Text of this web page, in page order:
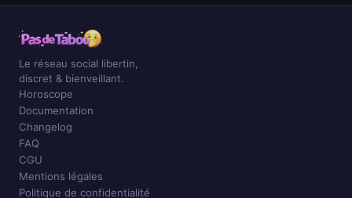
Le réseau social libertin,
discret & bienveillant.
Horoscope
Documentation
Changelog
FAQ
CGU
Mentions légales
Politique de confidentialité